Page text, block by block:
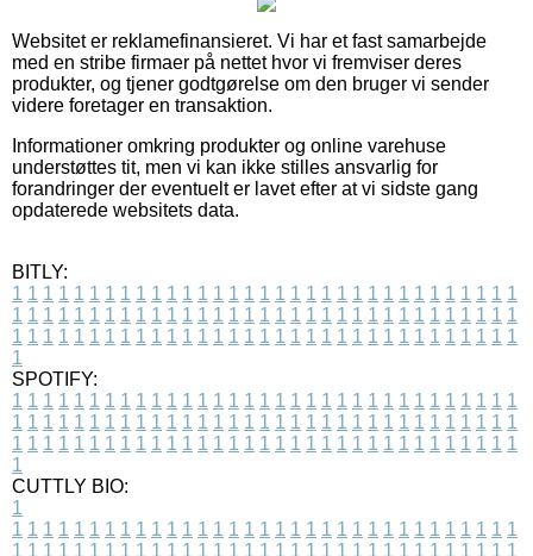
Websitet er reklamefinansieret. Vi har et fast samarbejde
med en stribe firmaer på nettet hvor vi fremviser deres
produkter, og tjener godtgørelse om den bruger vi sender
videre foretager en transaktion.
Informationer omkring produkter og online varehuse
understøttes tit, men vi kan ikke stilles ansvarlig for
forandringer der eventuelt er lavet efter at vi sidste gang
opdaterede websitets data.
BITLY:
1 1 1 1 1 1 1 1 1 1 1 1 1 1 1 1 1 1 1 1 1 1 1 1 1 1 1 1 1 1 1 1 1
1 1 1 1 1 1 1 1 1 1 1 1 1 1 1 1 1 1 1 1 1 1 1 1 1 1 1 1 1 1 1 1 1
1 1 1 1 1 1 1 1 1 1 1 1 1 1 1 1 1 1 1 1 1 1 1 1 1 1 1 1 1 1 1 1 1
1
SPOTIFY:
1 1 1 1 1 1 1 1 1 1 1 1 1 1 1 1 1 1 1 1 1 1 1 1 1 1 1 1 1 1 1 1 1
1 1 1 1 1 1 1 1 1 1 1 1 1 1 1 1 1 1 1 1 1 1 1 1 1 1 1 1 1 1 1 1 1
1 1 1 1 1 1 1 1 1 1 1 1 1 1 1 1 1 1 1 1 1 1 1 1 1 1 1 1 1 1 1 1 1
1
CUTTLY BIO:
1
1 1 1 1 1 1 1 1 1 1 1 1 1 1 1 1 1 1 1 1 1 1 1 1 1 1 1 1 1 1 1 1 1
1 1 1 1 1 1 1 1 1 1 1 1 1 1 1 1 1 1 1 1 1 1 1 1 1 1 1 1 1 1 1 1 1